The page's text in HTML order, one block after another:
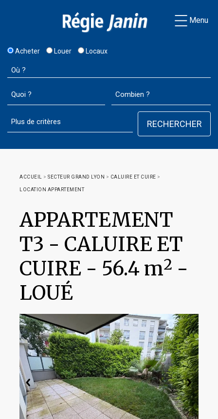
Menu
Acheter Louer Locaux
ACCUEIL > SECTEUR GRAND LYON > CALUIRE ET CUIRE >
LOCATION APPARTEMENT
APPARTEMENT
T3 - CALUIRE ET
CUIRE - 56.4 m2 -
LOUÉ